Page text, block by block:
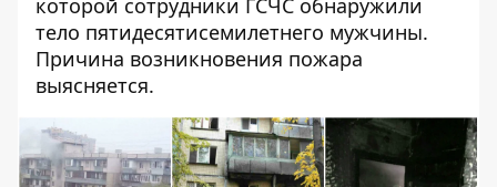
которой сотрудники ГСЧС обнаружили
тело пятидесятисемилетнего мужчины.
Причина возникновения пожара
выясняется.